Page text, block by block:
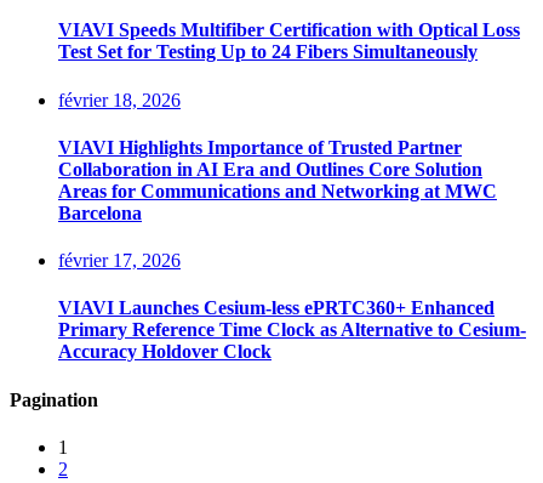
VIAVI Speeds Multifiber Certification with Optical Loss
Test Set for Testing Up to 24 Fibers Simultaneously
février 18, 2026
VIAVI Highlights Importance of Trusted Partner
Collaboration in AI Era and Outlines Core Solution
Areas for Communications and Networking at MWC
Barcelona
février 17, 2026
VIAVI Launches Cesium-less ePRTC360+ Enhanced
Primary Reference Time Clock as Alternative to Cesium-
Accuracy Holdover Clock
Pagination
1
2